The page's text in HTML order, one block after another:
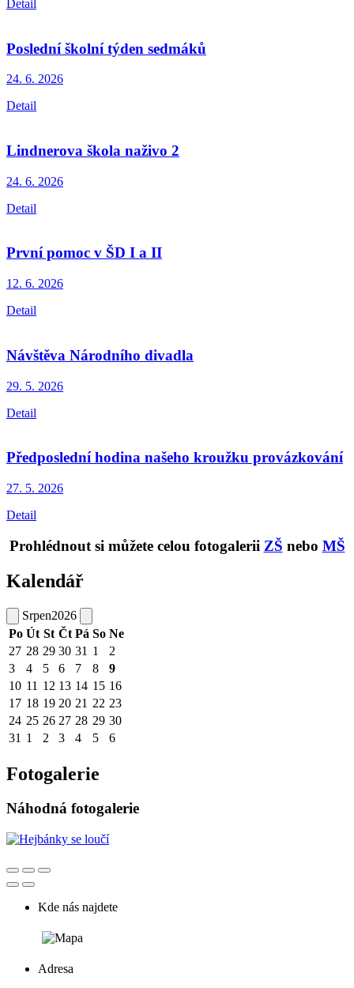
Detail
Poslední školní týden sedmáků
24. 6. 2026
Detail
Lindnerova škola naživo 2
24. 6. 2026
Detail
První pomoc v ŠD I a II
12. 6. 2026
Detail
Návštěva Národního divadla
29. 5. 2026
Detail
Předposlední hodina našeho kroužku provázkování
27. 5. 2026
Detail
Prohlédnout si můžete celou fotogalerii ZŠ nebo MŠ
Kalendář
Srpen2026
Po Út St Čt Pá So Ne
27 28 29 30 31 1
2
3
4 5 6 7 8
9
10 11 12 13 14 15 16
17 18 19 20 21 22 23
24 25 26 27 28 29 30
31 1 2 3 4 5 6
Fotogalerie
Náhodná fotogalerie
Kde nás najdete
Adresa